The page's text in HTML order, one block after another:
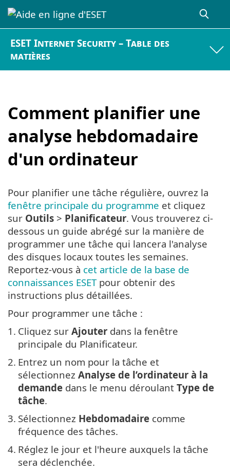
ESET Internet Security – Table des
matières
Comment planifier une
analyse hebdomadaire
d'un ordinateur
Pour planifier une tâche régulière, ouvrez la
fenêtre principale du programme et cliquez
sur Outils > Planificateur. Vous trouverez ci-
dessous un guide abrégé sur la manière de
programmer une tâche qui lancera l'analyse
des disques locaux toutes les semaines.
Reportez-vous à cet article de la base de
connaissances ESETpour obtenir des
instructions plus détaillées.
Pour programmer une tâche :
1. Cliquez sur Ajouter dans la fenêtre
principale du Planificateur.
2. Entrez un nom pour la tâche et
sélectionnez Analyse de l’ordinateur à la
demande dans le menu déroulant Type de
tâche.
3. Sélectionnez Hebdomadaire comme
fréquence des tâches.
4. Réglez le jour et l'heure auxquels la tâche
sera déclenchée.